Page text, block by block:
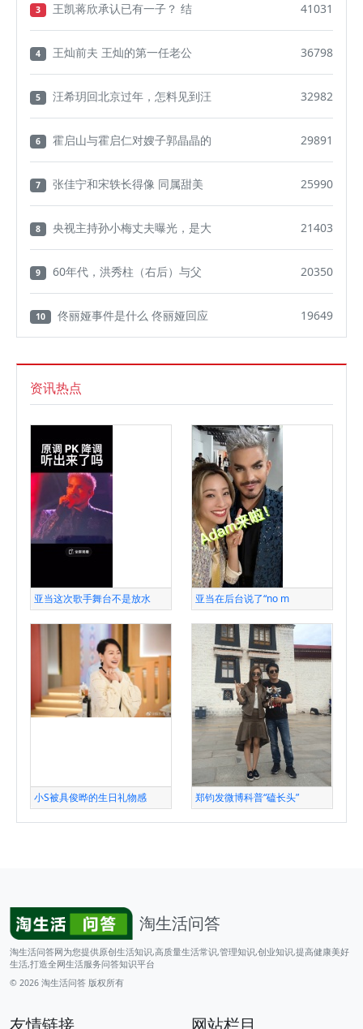
3 王凯蒋欣承认已有一子？ 结 41031
4 王灿前夫 王灿的第一任老公 36798
5 汪希玥回北京过年，怎料见到汪 32982
6 霍启山与霍启仁对嫂子郭晶晶的 29891
7 张佳宁和宋轶长得像 同属甜美 25990
8 央视主持孙小梅丈夫曝光，是大 21403
9 60年代，洪秀柱（右后）与父 20350
10 佟丽娅事件是什么 佟丽娅回应 19649
资讯热点
亚当这次歌手舞台不是放水 亚当在后台说了“no m
小S被具俊晔的生日礼物感 郑钧发微博科普“磕长头”
淘生活问答
淘生活问答网为您提供原创生活知识,高质量生活常识,管理知识,创业知识,提高健康美好
生活,打造全网生活服务问答知识平台
© 2026 淘生活问答 版权所有